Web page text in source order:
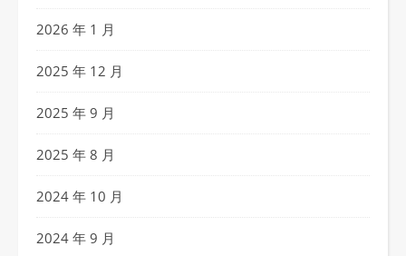
2026 年 1 月
2025 年 12 月
2025 年 9 月
2025 年 8 月
2024 年 10 月
2024 年 9 月